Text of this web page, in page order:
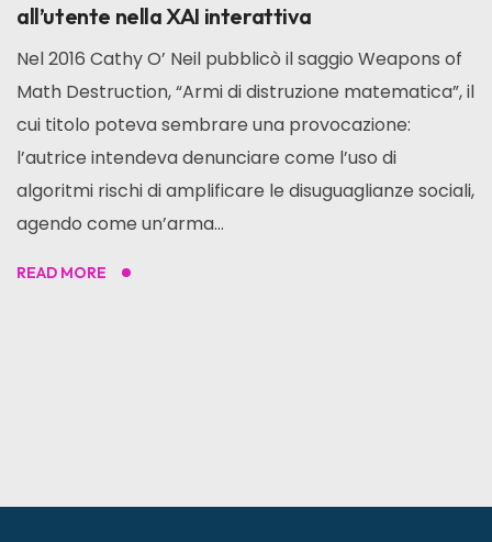
all’utente nella XAI interattiva
Nel 2016 Cathy O’ Neil pubblicò il saggio Weapons of
Math Destruction, “Armi di distruzione matematica”, il
cui titolo poteva sembrare una provocazione:
l’autrice intendeva denunciare come l’uso di
algoritmi rischi di amplificare le disuguaglianze sociali,
agendo come un’arma...
READ MORE